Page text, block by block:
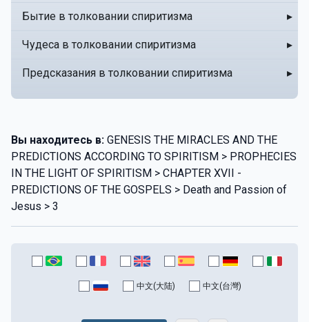
Бытие в толковании спиритизма ▸
Чудеса в толковании спиритизма ▸
Предсказания в толковании спиритизма ▸
Вы находитесь в: GENESIS THE MIRACLES AND THE
PREDICTIONS ACCORDING TO SPIRITISM > PROPHECIES
IN THE LIGHT OF SPIRITISM > CHAPTER XVII -
PREDICTIONS OF THE GOSPELS > Death and Passion of
Jesus > 3
中文(大陆) 中文(台灣)